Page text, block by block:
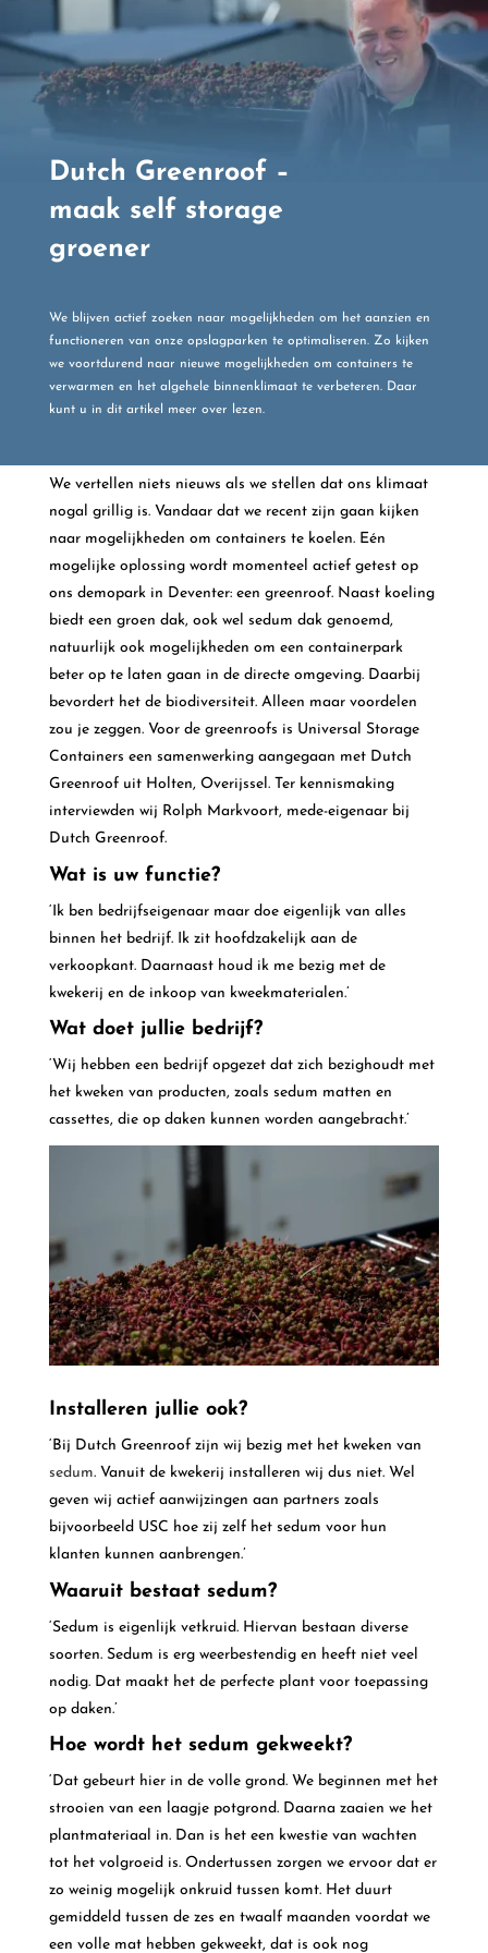
Dutch Greenroof –
maak self storage
groener
We blijven actief zoeken naar mogelijkheden om het aanzien en
functioneren van onze opslagparken te optimaliseren. Zo kijken
we voortdurend naar nieuwe mogelijkheden om containers te
verwarmen en het algehele binnenklimaat te verbeteren. Daar
kunt u in dit artikel meer over lezen.
We vertellen niets nieuws als we stellen dat ons klimaat
nogal grillig is. Vandaar dat we recent zijn gaan kijken
naar mogelijkheden om containers te koelen. Eén
mogelijke oplossing wordt momenteel actief getest op
ons demopark in Deventer: een greenroof. Naast koeling
biedt een groen dak, ook wel sedum dak genoemd,
natuurlijk ook mogelijkheden om een containerpark
beter op te laten gaan in de directe omgeving. Daarbij
bevordert het de biodiversiteit. Alleen maar voordelen
zou je zeggen. Voor de greenroofs is Universal Storage
Containers een samenwerking aangegaan met Dutch
Greenroof uit Holten, Overijssel. Ter kennismaking
interviewden wij Rolph Markvoort, mede-eigenaar bij
Dutch Greenroof.
Wat is uw functie?
‘Ik ben bedrijfseigenaar maar doe eigenlijk van alles
binnen het bedrijf. Ik zit hoofdzakelijk aan de
verkoopkant. Daarnaast houd ik me bezig met de
kwekerij en de inkoop van kweekmaterialen.’
Wat doet jullie bedrijf?
‘Wij hebben een bedrijf opgezet dat zich bezighoudt met
het kweken van producten, zoals sedum matten en
cassettes, die op daken kunnen worden aangebracht.’
Installeren jullie ook?
‘Bij Dutch Greenroof zijn wij bezig met het kweken van
sedum. Vanuit de kwekerij installeren wij dus niet. Wel
geven wij actief aanwijzingen aan partners zoals
bijvoorbeeld USC hoe zij zelf het sedum voor hun
klanten kunnen aanbrengen.’
Waaruit bestaat sedum?
‘Sedum is eigenlijk vetkruid. Hiervan bestaan diverse
soorten. Sedum is erg weerbestendig en heeft niet veel
nodig. Dat maakt het de perfecte plant voor toepassing
op daken.’
Hoe wordt het sedum gekweekt?
‘Dat gebeurt hier in de volle grond. We beginnen met het
strooien van een laagje potgrond. Daarna zaaien we het
plantmateriaal in. Dan is het een kwestie van wachten
tot het volgroeid is. Ondertussen zorgen we ervoor dat er
zo weinig mogelijk onkruid tussen komt. Het duurt
gemiddeld tussen de zes en twaalf maanden voordat we
een volle mat hebben gekweekt, dat is ook nog